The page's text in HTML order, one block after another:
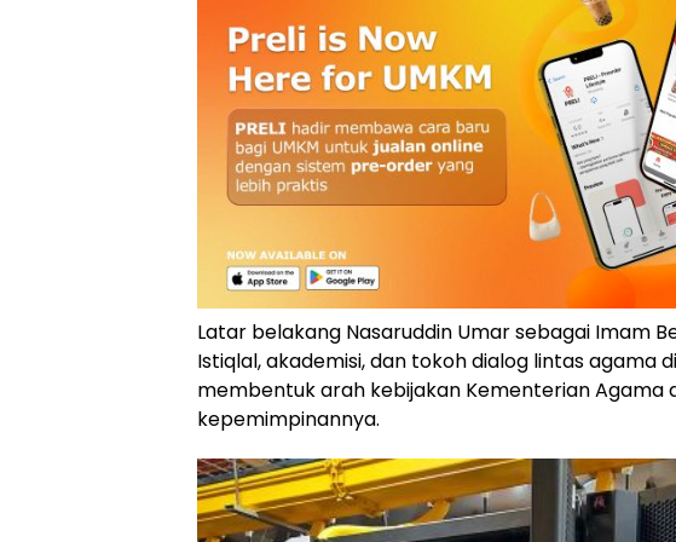
Latar belakang Nasaruddin Umar sebagai Imam
Istiqlal, akademisi, dan tokoh dialog lintas agama
membentuk arah kebijakan Kementerian Agama
kepemimpinannya.